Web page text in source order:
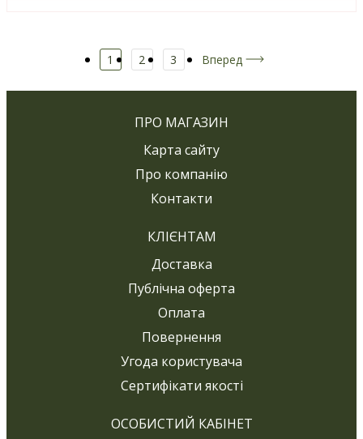
1 2 3 Вперед
ПРО МАГАЗИН
Карта сайту
Про компанію
Контакти
КЛІЄНТАМ
Доставка
Публічна оферта
Оплата
Повернення
Угода користувача
Сертифікати якості
ОСОБИСТИЙ КАБІНЕТ